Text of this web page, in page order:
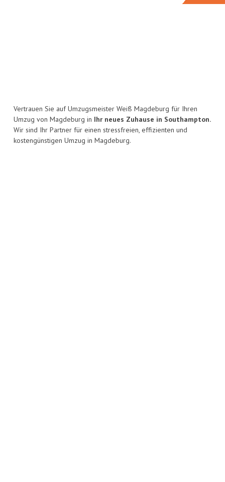
Vertrauen Sie auf Umzugsmeister Weiß Magdeburg für Ihren
Umzug von Magdeburg in Ihr neues Zuhause in Southampton.
Wir sind Ihr Partner für einen stressfreien, effizienten und
kostengünstigen Umzug in Magdeburg.